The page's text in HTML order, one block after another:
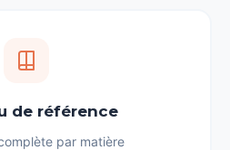
de référence
par matière